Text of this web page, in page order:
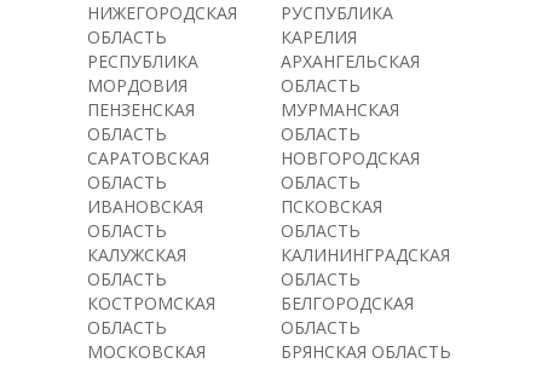
НИЖЕГОРОДСКАЯ
ОБЛАСТЬ
РЕСПУБЛИКА
МОРДОВИЯ
ПЕНЗЕНСКАЯ
ОБЛАСТЬ
САРАТОВСКАЯ
ОБЛАСТЬ
ИВАНОВСКАЯ
ОБЛАСТЬ
КАЛУЖСКАЯ
ОБЛАСТЬ
КОСТРОМСКАЯ
ОБЛАСТЬ
МОСКОВСКАЯ
РУСПУБЛИКА
КАРЕЛИЯ
АРХАНГЕЛЬСКАЯ
ОБЛАСТЬ
МУРМАНСКАЯ
ОБЛАСТЬ
НОВГОРОДСКАЯ
ОБЛАСТЬ
ПСКОВСКАЯ
ОБЛАСТЬ
КАЛИНИНГРАДСКАЯ
ОБЛАСТЬ
БЕЛГОРОДСКАЯ
ОБЛАСТЬ
БРЯНСКАЯ ОБЛАСТЬ